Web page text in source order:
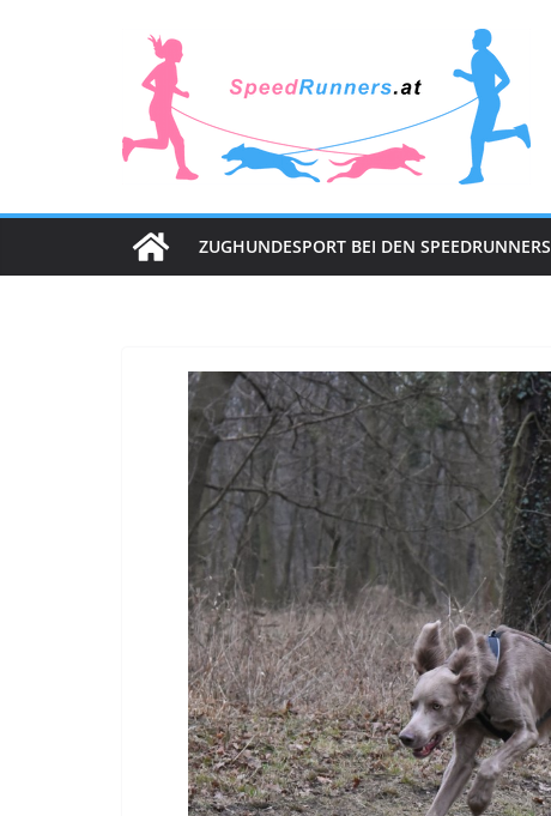
ZUGHUNDESPORT BEI DEN SPEEDRUNNERS